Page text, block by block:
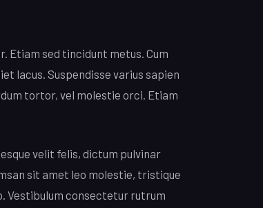
Etiam sed tincidunt metus. Cum
lacus. Suspendisse varius sapien
tortor, vel molestie orci. Etiam
velit felis, dictum pulvinar
sit amet leo molestie, tristique
Vestibulum consectetur rutrum